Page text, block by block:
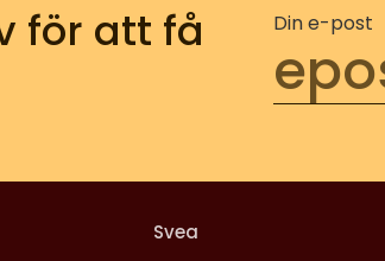
för att få
Din e-post
Svea